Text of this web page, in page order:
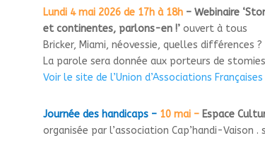
Lundi 4 mai 2026 de 17h à 18h– Webinaire
et continentes, parlons-en !’ ouvert à tous
Bricker, Miami, néovessie, quelles différences ?
La parole sera donnée aux porteurs de
Voir le site de l’Union d’Associations
Journée des handicaps – 10 mai –Espace
organisée par l’association Cap’handi-Vaison .